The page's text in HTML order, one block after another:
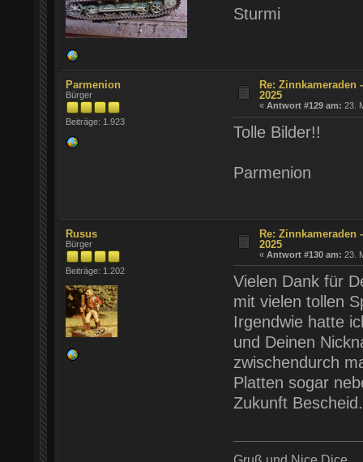
Sturmi
Parmenion
Bürger
Beiträge: 1.923
Re: Zinnkameraden
2025
«Antwort #129 am: 23.
Tolle Bilder!!
Parmenion
Rusus
Bürger
Beiträge: 1.202
Re: Zinnkameraden
2025
«Antwort #130 am: 23.
Vielen Dank für
mit vielen tollen
Irgendwie hatte
und Deinen
zwischendurch
Platten sogar
Zukunft